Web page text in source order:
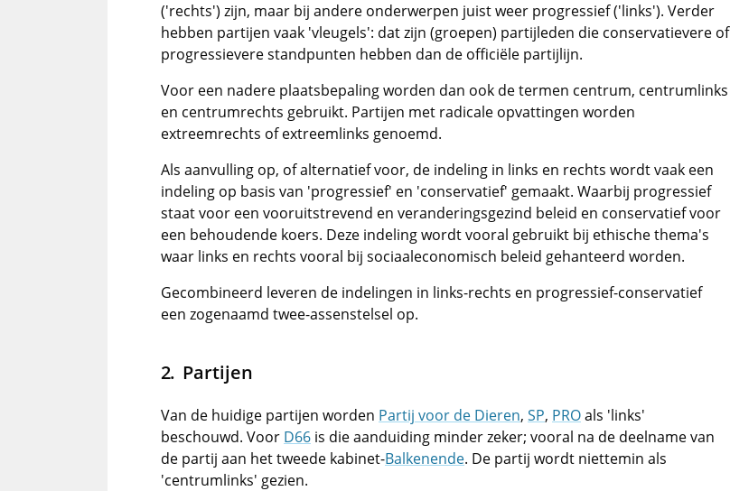
('rechts') zijn, maar bij andere onderwerpen juist weer progressief ('links'). Verder
hebben partijen vaak 'vleugels': dat zijn (groepen) partijleden die conservatievere of
progressievere standpunten hebben dan de officiële partijlijn.
Voor een nadere plaatsbepaling worden dan ook de termen centrum, centrumlinks
en centrumrechts gebruikt. Partijen met radicale opvattingen worden
extreemrechts of extreemlinks genoemd.
Als aanvulling op, of alternatief voor, de indeling in links en rechts wordt vaak een
indeling op basis van 'progressief' en 'conservatief' gemaakt. Waarbij progressief
staat voor een vooruitstrevend en veranderingsgezind beleid en conservatief voor
een behoudende koers. Deze indeling wordt vooral gebruikt bij ethische thema's
waar links en rechts vooral bij sociaaleconomisch beleid gehanteerd worden.
Gecombineerd leveren de indelingen in links-rechts en progressief-conservatief
een zogenaamd twee-assenstelsel op.
Partijen
Van de huidige partijen worden Partij voor de Dieren, SP, PROals 'links'
beschouwd. Voor D66 is die aanduiding minder zeker; vooral na de deelname van
de partij aan het tweede kabinet-Balkenende. De partij wordt niettemin als
'centrumlinks' gezien.